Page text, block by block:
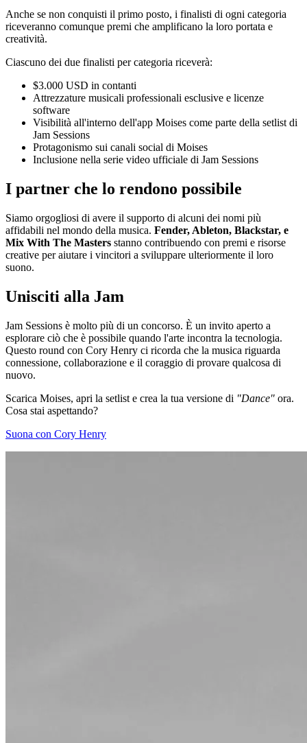
Anche se non conquisti il primo posto, i finalisti di ogni categoria
riceveranno comunque premi che amplificano la loro portata e
creatività.
Ciascuno dei due finalisti per categoria riceverà:
$3.000 USD in contanti
Attrezzature musicali professionali esclusive e licenze
software
Visibilità all'interno dell'app Moises come parte della setlist di
Jam Sessions
Protagonismo sui canali social di Moises
Inclusione nella serie video ufficiale di Jam Sessions
I partner che lo rendono possibile
Siamo orgogliosi di avere il supporto di alcuni dei nomi più
affidabili nel mondo della musica. Fender, Ableton, Blackstar, e
Mix With The Masters stanno contribuendo con premi e risorse
creative per aiutare i vincitori a sviluppare ulteriormente il loro
suono.
Unisciti alla Jam
Jam Sessions è molto più di un concorso. È un invito aperto a
esplorare ciò che è possibile quando l'arte incontra la tecnologia.
Questo round con Cory Henry ci ricorda che la musica riguarda
connessione, collaborazione e il coraggio di provare qualcosa di
nuovo.
Scarica Moises, apri la setlist e crea la tua versione di "Dance" ora.
Cosa stai aspettando?
Suona con Cory Henry